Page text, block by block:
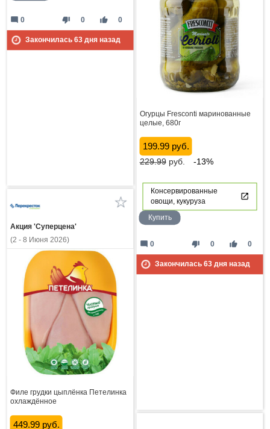
thumb_down 0 thumb_up 0
mode_comment 0
Закончилась 63дня назад
Огурцы Fresconti маринованные
целые, 680г
199.99 руб.
229.99руб. -13%
Консервированные
овощи, кукуруза
Купить
thumb_down 0 thumb_up 0
mode_comment 0
Закончилась 63дня назад
Акция 'Суперцена'
(2 - 8 Июня 2026)
Филе грудки цыплёнка Петелинка
охлаждённое
449.99 руб.